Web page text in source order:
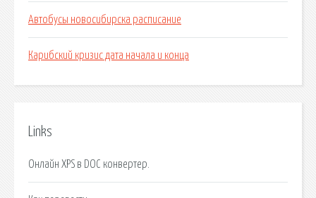
Автобусы новосибирска расписание
Карибский кризис дата начала и конца
Links
Онлайн XPS в DOC конвертер.